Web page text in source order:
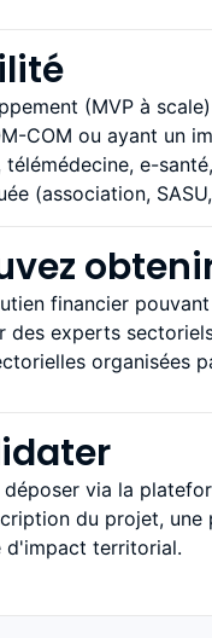
(MVP à
COM ou ayant un
télémédecine, e-
(association,
financier
des experts
organisées
via la
du projet,
d'impact territorial.